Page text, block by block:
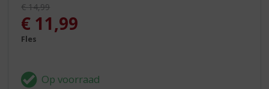
Originele prijs was:
€14,99
, Huidige prijs is:
€ 11,99
Fles